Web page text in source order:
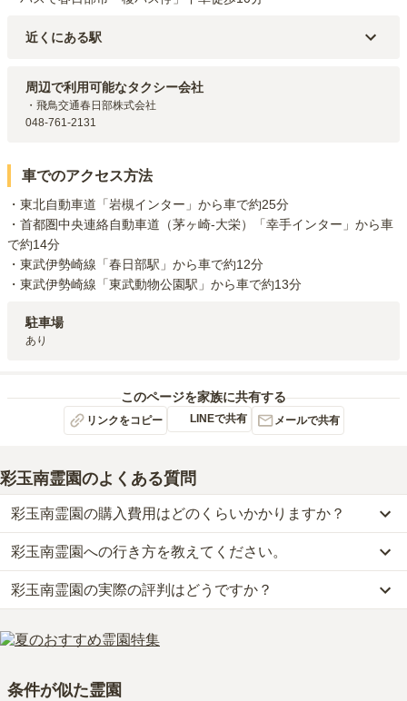
近くにある駅
東武伊勢崎線
春日部駅（6km）
東武伊勢崎線
姫宮駅（6.1km
東武伊勢崎線
周辺で利用可能なタクシー会社
・飛鳥交通春日部株式会社
048-761-2131
車でのアクセス方法
・東北自動車道「岩槻インター」から車で約25分
・首都圏中央連絡自動車道（茅ヶ崎-大栄）「幸手インター」から車
で約14分
・東武伊勢崎線「春日部駅」から車で約12分
・東武伊勢崎線「東武動物公園駅」から車で約13分
駐車場
あり
このページを家族に共有する
リンクをコピー LINEで共有 メールで共有
彩玉南霊園のよくある質問
彩玉南霊園の購入費用はどのくらいかかりますか？
彩玉南霊園では、一般墓が約49.8万円からお求めいただけます。
なお、彩玉南霊園がある埼玉県の相場は、一般墓が約64万円（墓石
代別途）です。
お墓は、価格が高いものがよい、安いものが悪い、という訳ではあ
りません。大切なのは、ご家族が心から納得し、安心してお参りで
彩玉南霊園への行き方を教えてください。
公共交通機関の場合、バスで春日部市「榎バス停」下車徒歩10分で
す。
車の場合、東北自動車道「岩槻インター」から車で約25分です。
詳しいルートや地図は、本ページの「地図・交通アクセス」欄をご
彩玉南霊園の実際の評判はどうですか？
彩玉南霊園の口コミはまだ投稿されておりません。
口コミはあくまで一つの目安です。資料請求や現地見学を通して、
条件が似た霊園